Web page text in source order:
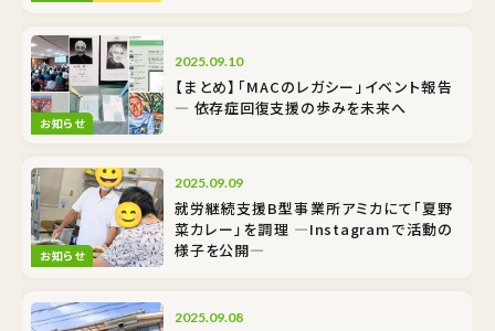
お知らせ
2025.09.10
【まとめ】「MACのレガシー」イベント報告
― 依存症回復支援の歩みを未来へ
お知らせ
2025.09.09
就労継続支援B型事業所アミカにて「夏野
菜カレー」を調理 ―Instagramで活動の
様子を公開―
2025.09.08